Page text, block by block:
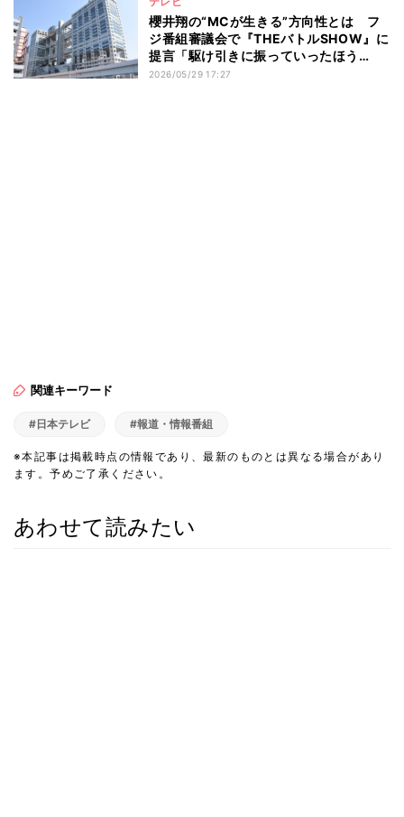
櫻井翔の“MCが生きる”方向性とは フ
ジ番組審議会で『THEバトルSHOW』に
提言「駆け引きに振っていったほう
が…」
2026/05/29 17:27
関連キーワード
#日本テレビ #報道・情報番組
※本記事は掲載時点の情報であり、最新のものとは異なる場合があり
ます。予めご了承ください。
あわせて読みたい